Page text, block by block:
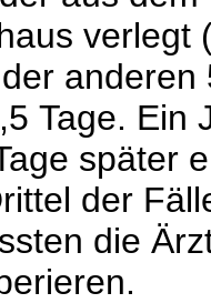
verlegt
Tage. Ein
später
der
die